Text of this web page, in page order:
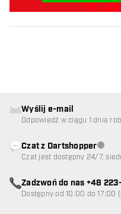
Wyślij e-mail
Odpowiedź w ciągu 1 dnia
Czat z Dartshopper
Czat jest dostępny 24/7,
Zadzwoń do nas +48
Dostępny od 10:00 do 17:00